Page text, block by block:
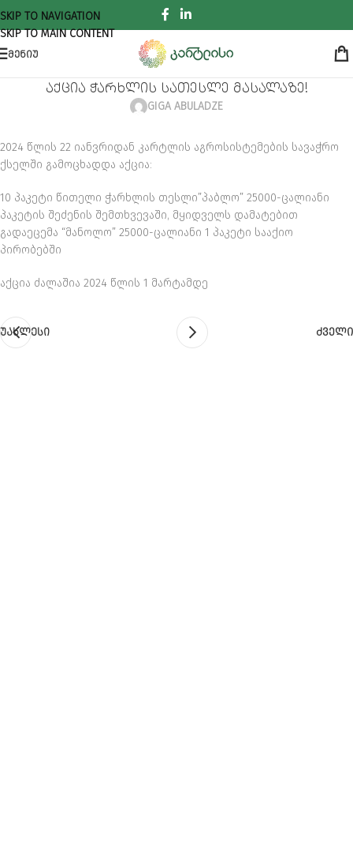
SKIP TO NAVIGATION
SKIP TO MAIN CONTENT
ᲛᲔᲜᲘᲣ
აქცია ჭარხლის სათესლე მასალაზე!
GIGA ABULADZE
2024 წლის 22 იანვრიდან კარტლის აგროსისტემების სავაჭრო
ქსელში გამოცხადდა აქცია:
10 პაკეტი წითელი ჭარხლის თესლი”პაბლო” 25000-ცალიანი
პაკეტის შეძენის შემთხვევაში, მყიდველს დამატებით
გადაეცემა “მანოლო” 25000-ცალიანი 1 პაკეტი სააქიო
პირობებში
აქცია ძალაშია 2024 წლის 1 მარტამდე
ᲣᲐᲮᲚᲔᲡᲘ ᲫᲕᲔᲚᲘ